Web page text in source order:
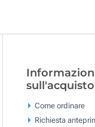
sull'acquisto
Come ordinare
Richiesta